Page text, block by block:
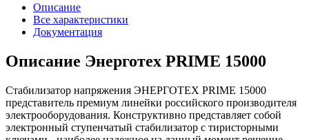
Описание
Все характеристики
Документация
Описание Энерготех PRIME 15000
Стабилизатор напряжения ЭНЕРГОТЕХ PRIME 15000
представитель премиум линейки российского производителя
электрооборудования. Конструктивно представляет собой
электронный ступенчатый стабилизатор с тиристорными